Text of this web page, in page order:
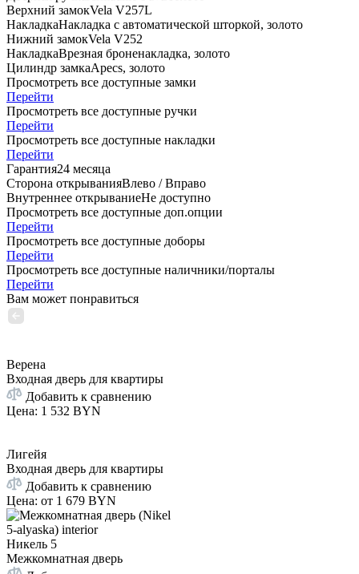
Верхний замокVela V257L
НакладкаНакладка с автоматической шторкой, золото
Нижний замокVela V252
НакладкаВрезная броненакладка, золото
Цилиндр замкаApecs, золото
Просмотреть все доступные замки
Перейти
Просмотреть все доступные ручки
Перейти
Просмотреть все доступные накладки
Перейти
Гарантия24 месяца
Сторона открыванияВлево / Вправо
Внутреннее открываниеНе доступно
Просмотреть все доступные доп.опции
Перейти
Просмотреть все доступные доборы
Перейти
Просмотреть все доступные наличники/порталы
Перейти
Вам может понравиться
Верена
Входная дверь для квартиры
Добавить к сравнению
Цена: 1 532 BYN
Лигейя
Входная дверь для квартиры
Добавить к сравнению
Цена: от 1 679 BYN
Никель 5
Межкомнатная дверь